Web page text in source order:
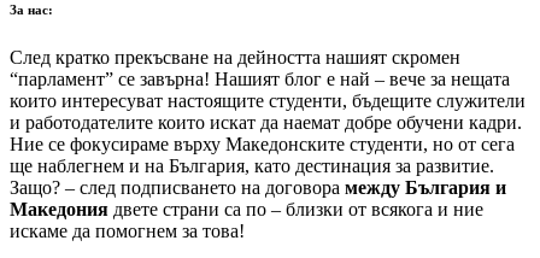
За нас:
След кратко прекъсване на дейността нашият скромен
“парламент” се завърна! Нашият блог е най – вече за нещата
които интересуват настоящите студенти, бъдещите служители
и работодателите които искат да наемат добре обучени кадри.
Ние се фокусираме върху Македонските студенти, но от сега
ще наблегнем и на България, като дестинация за развитие.
Защо? – след подписването на договора между България и
Македония двете страни са по – близки от всякога и ние
искаме да помогнем за това!